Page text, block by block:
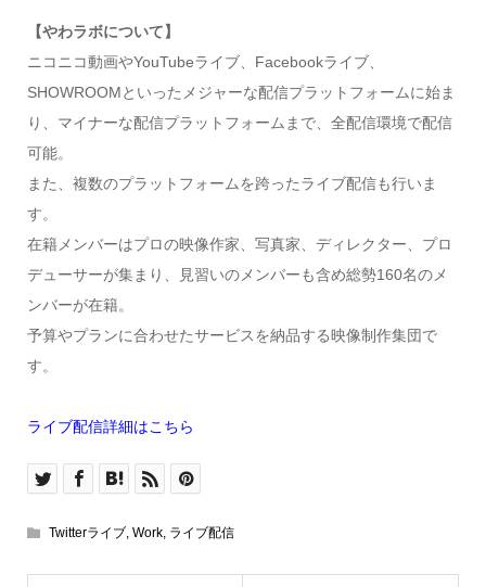
【やわラボについて】
ニコニコ動画やYouTubeライブ、Facebookライブ、
SHOWROOMといったメジャーな配信プラットフォームに始ま
り、マイナーな配信プラットフォームまで、全配信環境で配信
可能。
また、複数のプラットフォームを跨ったライブ配信も行いま
す。
在籍メンバーはプロの映像作家、写真家、ディレクター、プロ
デューサーが集まり、見習いのメンバーも含め総勢160名のメ
ンバーが在籍。
予算やプランに合わせたサービスを納品する映像制作集団で
す。
ライブ配信詳細はこちら
Twitterライブ, Work, ライブ配信